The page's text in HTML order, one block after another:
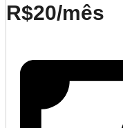
R$20/mês